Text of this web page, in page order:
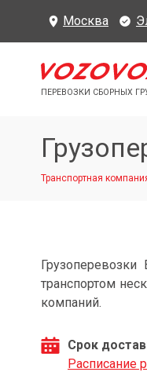
Москва
ПЕРЕВОЗКИ СБОРНЫХ
Транспортная
транспортом
компаний.
Срок
Расписание